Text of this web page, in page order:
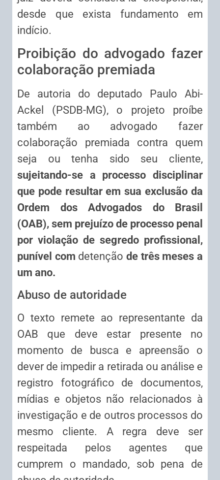
desde que exista fundamento em
indício.
Proibição do advogado fazer
colaboração premiada
De autoria do deputado Paulo Abi-
Ackel (PSDB-MG), o projeto proíbe
também ao advogado fazer
colaboração premiada contra quem
seja ou tenha sido seu cliente,
sujeitando-se a processo disciplinar
que pode resultar em sua exclusão da
Ordem dos Advogados do Brasil
(OAB), sem prejuízo de processo penal
por violação de segredo profissional,
punível com detenção de três meses a
um ano.
Abuso de autoridade
O texto remete ao representante da
OAB que deve estar presente no
momento de busca e apreensão o
dever de impedir a retirada ou análise e
registro fotográfico de documentos,
mídias e objetos não relacionados à
investigação e de outros processos do
mesmo cliente. A regra deve ser
respeitada pelos agentes que
cumprem o mandado, sob pena de